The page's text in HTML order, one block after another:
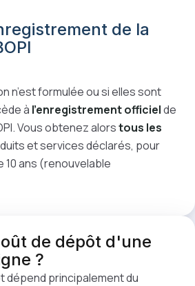
de la
n’est formulée ou si elles sont
à l’enregistrement officielde
Vous obtenez alorstous les
et services déclarés, pour
10 ans (renouvelable
de dépôt d'une
?
dépend principalement du